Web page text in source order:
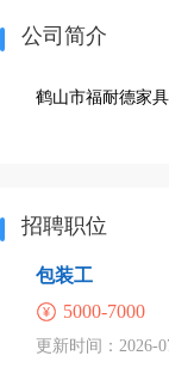
公司简介
鹤山市福耐德家
招聘职位
包装工
5000-7000
更新时间：2026-